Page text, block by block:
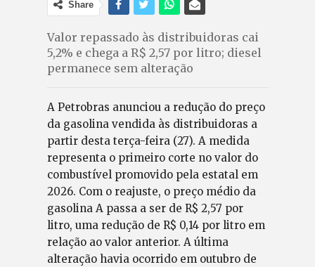
Share
Valor repassado às distribuidoras cai
5,2% e chega a R$ 2,57 por litro; diesel
permanece sem alteração
A Petrobras anunciou a redução do preço
da gasolina vendida às distribuidoras a
partir desta terça-feira (27). A medida
representa o primeiro corte no valor do
combustível promovido pela estatal em
2026. Com o reajuste, o preço médio da
gasolina A passa a ser de R$ 2,57 por
litro, uma redução de R$ 0,14 por litro em
relação ao valor anterior. A última
alteração havia ocorrido em outubro de